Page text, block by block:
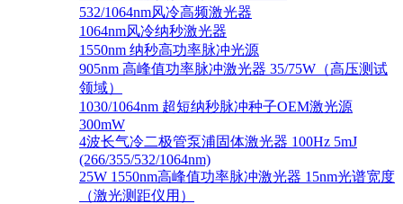
532/1064nm风冷高频激光器
1064nm风冷纳秒激光器
1550nm 纳秒高功率脉冲光源
905nm 高峰值功率脉冲激光器 35/75W（高压测试
领域）
1030/1064nm 超短纳秒脉冲种子OEM激光源
300mW
4波长气冷二极管泵浦固体激光器 100Hz 5mJ
(266/355/532/1064nm)
25W 1550nm高峰值功率脉冲激光器 15nm光谱宽度
（激光测距仪用）